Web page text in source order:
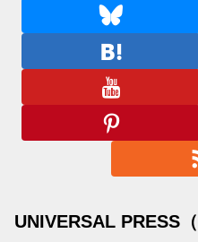
UNIVERSAL PRESS